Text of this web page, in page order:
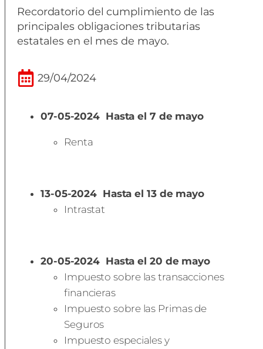
Recordatorio del cumplimiento de las
principales obligaciones tributarias
estatales en el mes de mayo.
29/04/2024
07-05-2024 Hasta el 7 de mayo
Renta
13-05-2024 Hasta el 13 de mayo
Intrastat
20-05-2024 Hasta el 20 de mayo
Impuesto sobre las transacciones
financieras
Impuesto sobre las Primas de
Seguros
Impuesto especiales y